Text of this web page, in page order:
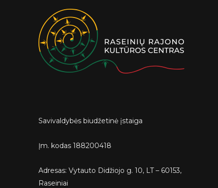
Savivaldybės biudžetinė įstaiga
Įm. kodas 188200418
Adresas: Vytauto Didžiojo g. 10, LT – 60153,
Raseiniai